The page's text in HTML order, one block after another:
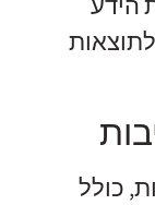
כולל